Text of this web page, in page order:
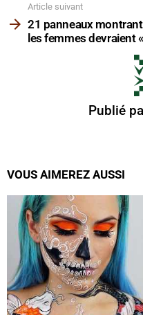
Article suivant
21 panneaux
les femmes devraient
Publié
VOUS AIMEREZ AUSSI